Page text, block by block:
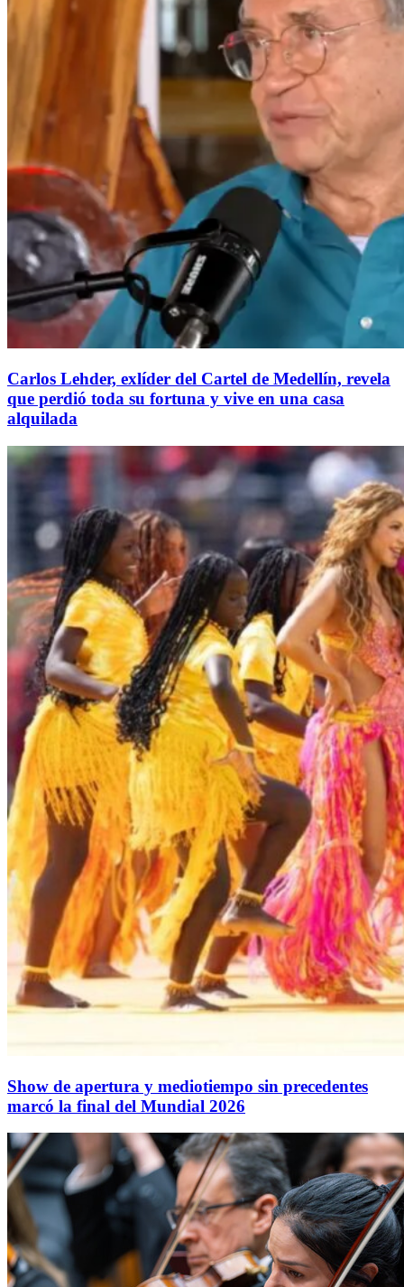
Carlos Lehder, exlíder del Cartel de Medellín, revela
que perdió toda su fortuna y vive en una casa
alquilada
Show de apertura y mediotiempo sin precedentes
marcó la final del Mundial 2026